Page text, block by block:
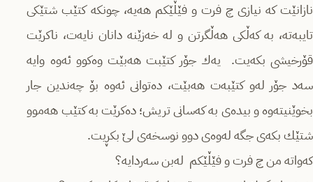
نازانێت كه‌ نیازی چ فرت و فێڵێكم هه‌یه‌، چونكه‌ كتێب شتێكی
تایبه‌ته‌، به‌ كه‌ڵكی هه‌ڵگرتن و له‌ خه‌زێنه‌ دانان نایه‌ت، ناكرێت
قۆرخیشی بكه‌یت. یه‌ك جۆر كتێبت هه‌بێت وه‌كوو ئه‌وه‌ وایه‌
سه‌د جۆر له‌و كتێبه‌ت هه‌بێت، ده‌توانی ئه‌وه‌ بۆ چه‌ندین جار
بخوێنیته‌وه‌ و بیده‌ی به‌ كه‌سانی تریش؛ ده‌كرێت به‌ كتێب هه‌موو
شتێك بكه‌ی جگه‌ له‌وه‌ی دوو نوسخه‌ی لێ بكڕیت.
كه‌واته‌ من چ فرت و فێڵێكم له‌بن سه‌ردایه‌؟